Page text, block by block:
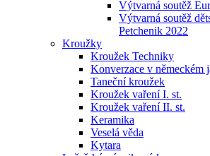
Výtvarná soutěž
Výtvarná soutěž
Petchenik 2022
Kroužky
Kroužek Techniky
Konverzace v německém
Taneční kroužek
Kroužek vaření I. st.
Kroužek vaření II. st.
Keramika
Veselá věda
Kytara